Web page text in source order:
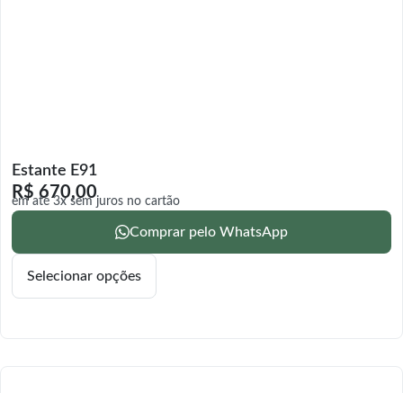
Estante E91
R$ 670,00
em até 3x sem juros no cartão
Comprar pelo WhatsApp
Selecionar opções